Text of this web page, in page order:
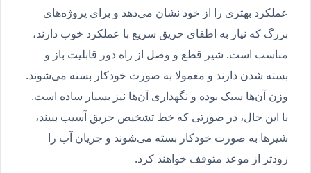
عملکرد بهتری را از خود نشان می‌دهد و برای پروژه‌های
بزرگ که نیاز به اطفای حریق سریع با عملکرد خوب دارند،
مناسب است. شیر قطع و وصل از راه دور قابلیت باز و
بسته شدن دارند و معمولا به صورت خودکار بسته می‌شوند.
وزن آن‌ها سبک بوده و نگهداری آن‌ها نیز بسیار ساده است.
با این حال، در صورتی که خط تشخیص حریق آسیب ببیند،
شیرها به صورت خودکار بسته می‌شوند و جریان آب را
زودتر از موعد متوقف خواهند کرد.